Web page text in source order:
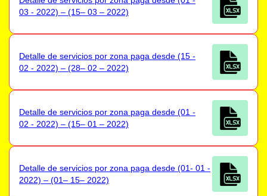
03 - 2022) – (15– 03 – 2022)
Detalle de servicios por zona paga desde (15 -
02 - 2022) – (28– 02 – 2022)
Detalle de servicios por zona paga desde (01 -
02 - 2022) – (15– 01 – 2022)
Detalle de servicios por zona paga desde (01- 01 -
2022) – (01– 15– 2022)